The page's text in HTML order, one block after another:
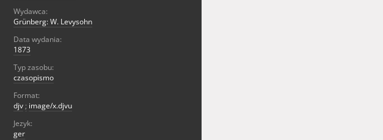
Wydawca:
Grünberg: W. Levysohn
Data wydania:
1873
Typ zasobu:
czasopismo
Format:
djv ; image/x.djvu
Jezyk:
ger